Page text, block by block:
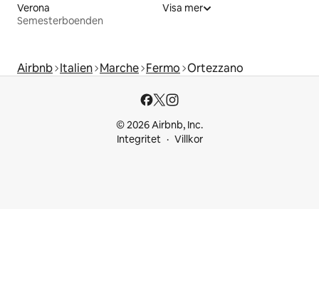
Verona
Semesterboenden
Visa mer
Airbnb Italien Marche Fermo Ortezzano
© 2026 Airbnb, Inc.
Integritet
Villkor